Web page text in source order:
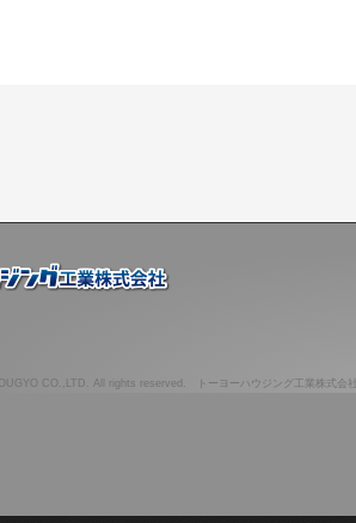
CO.,LTD. All rights reserved. トーヨーハウジング工業株式会